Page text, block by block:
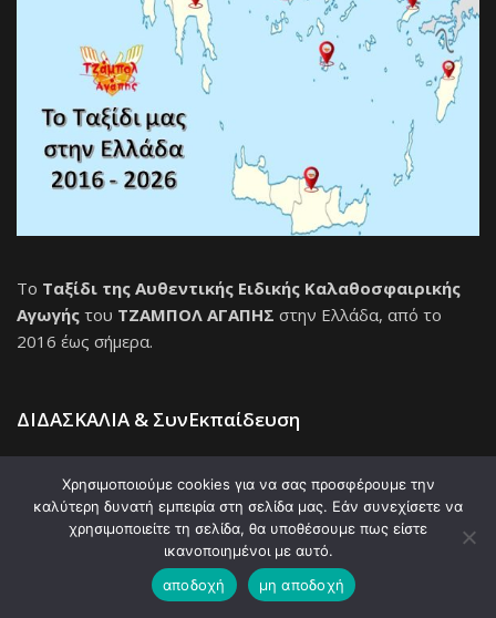
Το Ταξίδι της Αυθεντικής Ειδικής Καλαθοσφαιρικής
Αγωγής του ΤΖΑΜΠΟΛ ΑΓΑΠΗΣ στην Ελλάδα, από το
2016 έως σήμερα.
ΔΙΔΑΣΚΑΛΙΑ & ΣυνΕκπαίδευση
Χρησιμοποιούμε cookies για να σας προσφέρουμε την
καλύτερη δυνατή εμπειρία στη σελίδα μας. Εάν συνεχίσετε να
χρησιμοποιείτε τη σελίδα, θα υποθέσουμε πως είστε
ικανοποιημένοι με αυτό.
αποδοχή
μη αποδοχή